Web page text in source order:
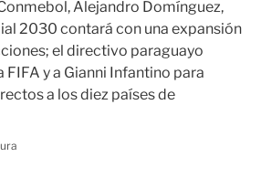
Alejandro Domínguez,
2030 contará con una expansión
el directivo paraguayo
FIFA y a Gianni Infantino para
a los diez países de